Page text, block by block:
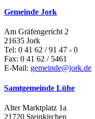
Gemeinde Jork
Am Gräfengericht 2
21635 Jork
Tel: 0 41 62 / 91 47 - 0
Fax: 0 41 62 / 5461
E-Mail: gemeinde@jork.de
Samtgemeinde Lühe
Alter Marktplatz 1a
21720 Steinkirchen